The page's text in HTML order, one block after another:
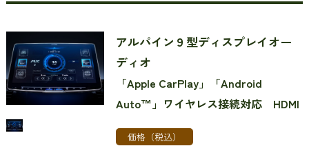
アルパイン９型ディスプレイオー
ディオ
「Apple CarPlay」「Android
Auto™」ワイヤレス接続対応 HDMI
価格（税込）